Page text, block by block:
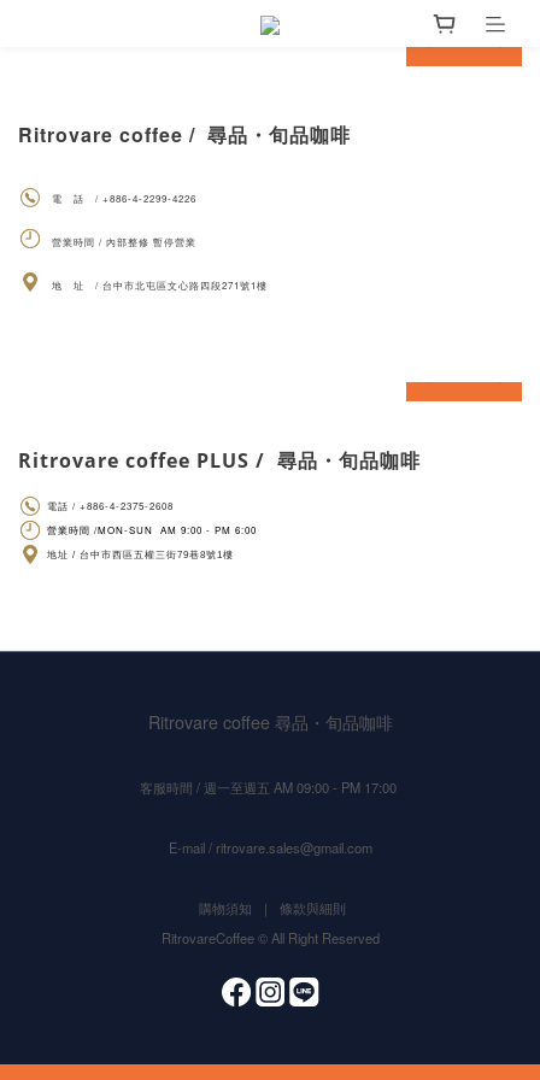
next
Ritrovare coffee / 尋品・旬品咖啡
電 話 / +886-4-2299-4226
營業時間 / 內部整修 暫停營業
地 址 / 台中市北屯區文心路四段271號1樓
Ritrovare coffee PLUS / 尋品・旬品咖啡
電話 / +886-4-2375-2608
營業時間 /MON-SUN AM 9:00 - PM 6:00
地址 / 台中市西區五權三街79巷8號1樓
Ritrovare coffee 尋品・旬品咖啡
客服時間 / 週一至週五 AM 09:00 - PM 17:00
E-mail / ritrovare.sales@gmail.com
購物須知 ｜ 條款與細則
RitrovareCoffee © All Right Reserved